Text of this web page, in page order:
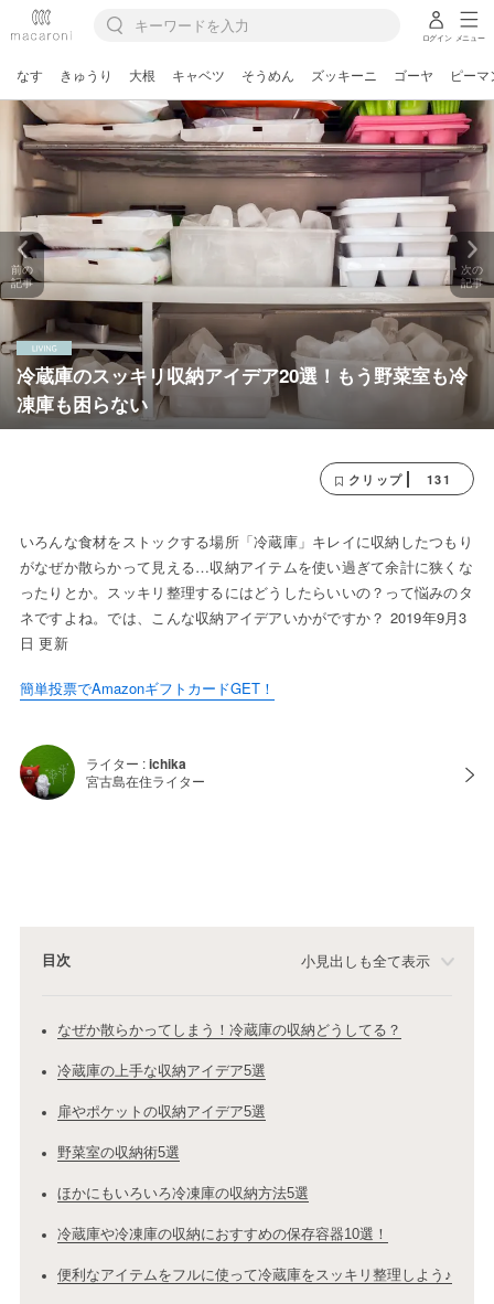
ログイン メニュー
なす きゅうり 大根 キャベツ そうめん ズッキーニ ゴーヤ ピーマ
冷蔵庫のスッキリ収納アイデア20選！もう野菜室も冷
凍庫も困らない
前の
記事
次の
記事
クリップ 131
いろんな食材をストックする場所「冷蔵庫」キレイに収納したつもり
がなぜか散らかって見える…収納アイテムを使い過ぎて余計に狭くな
ったりとか。スッキリ整理するにはどうしたらいいの？って悩みのタ
ネですよね。では、こんな収納アイデアいかがですか？ 2019年9月3
日 更新
簡単投票でAmazonギフトカードGET！
ライター :ichika
宮古島在住ライター
目次 小見出しも全て表示
なぜか散らかってしまう！冷蔵庫の収納どうしてる？
冷蔵庫の上手な収納アイデア5選
扉やポケットの収納アイデア5選
野菜室の収納術5選
ほかにもいろいろ冷凍庫の収納方法5選
冷蔵庫や冷凍庫の収納におすすめの保存容器10選！
便利なアイテムをフルに使って冷蔵庫をスッキリ整理しよう♪